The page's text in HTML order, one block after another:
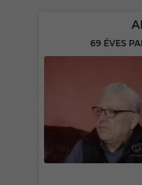
69 ÉVES